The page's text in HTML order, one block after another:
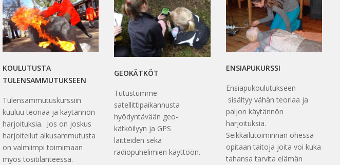
KOULUTUSTA
TULENSAMMUTUKSEEN
Tulensammutuskurssiin
kuuluu teoriaa ja käytännön
harjoituksia. Jos on joskus
harjoitellut alkusammutusta
on valmiimpi toimimaan
myös tositilanteessa.
GEOKÄTKÖT
Tutustumme
satellittipaikannusta
hyödyntävään geo-
kätköilyyn ja GPS
laitteiden sekä
radiopuhelimien käyttöön.
ENSIAPUKURSSI
Ensiapukoulutukseen
sisältyy vähän teoriaa ja
paljon käytännön
harjoituksia.
Seikkailutoiminnan ohessa
opitaan taitoja joita voi kuka
tahansa tarvita elämän